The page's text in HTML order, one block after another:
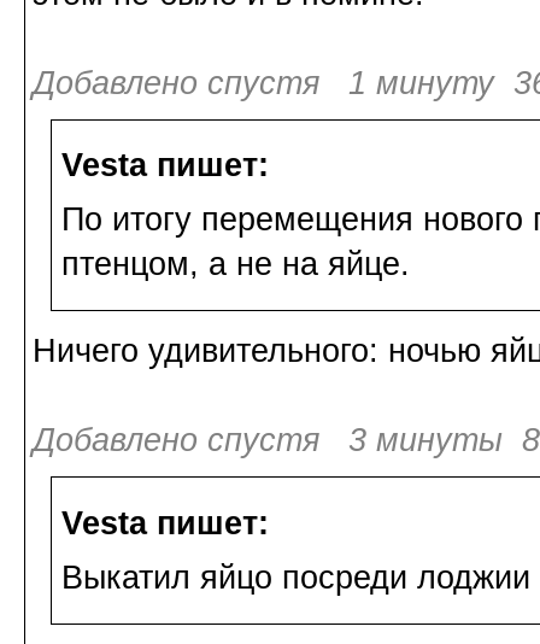
Добавлено спустя 1 минуту
Vesta пишет:
По итогу перемещения нового
птенцом, а не на яйце.
Ничего удивительного: ночью
Добавлено спустя 3 минуты 8
Vesta пишет:
Выкатил яйцо посреди лоджии